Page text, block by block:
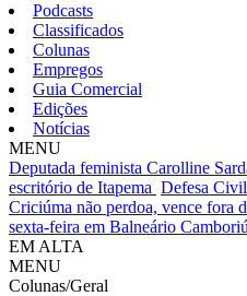
Podcasts
Classificados
Colunas
Empregos
Guia Comercial
Edições
Notícias
MENU
Deputada feminista Carolline
escritório de Itapema Defesa Civil
Criciúma não perdoa, vence fora
sexta-feira em Balneário Camboriú
EM ALTA
MENU
Colunas/Geral